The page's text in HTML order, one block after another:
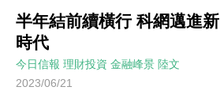
半年結前續橫行 科網邁進新
時代
今日信報 理財投資 金融峰景 陸文
2023/06/21